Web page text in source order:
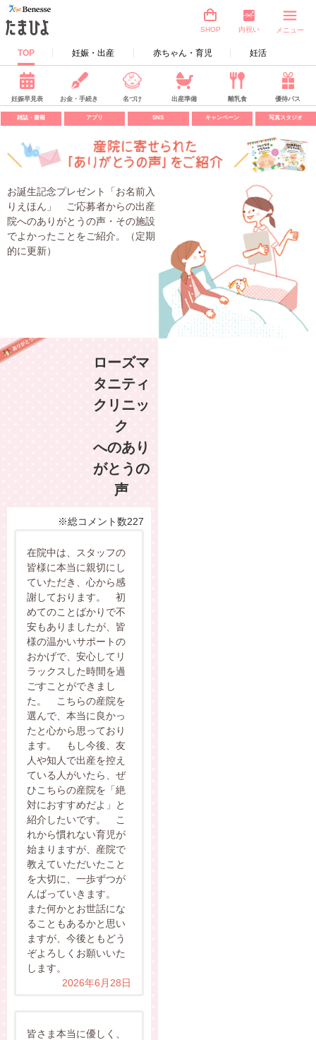
TOP 妊娠・出産 赤ちゃん・育児 妊活
SHOP 内祝い メニュー
妊娠早見表 お金・手続き 名づけ 出産準備 離乳食 優待パス
雑誌・書籍 アプリ SNS キャンペーン 写真スタジオ
お誕生記念プレゼント「お名前入
りえほん」 ご応募者からの出産
院へのありがとうの声・その施設
でよかったことをご紹介。（定期
的に更新）
ローズマ
タニティ
クリニッ
ク
へのあり
がとうの
声
※総コメント数227
在院中は、スタッフの
皆様に本当に親切にし
ていただき、心から感
謝しております。 初
めてのことばかりで不
安もありましたが、皆
様の温かいサポートの
おかげで、安心してリ
ラックスした時間を過
ごすことができまし
た。 こちらの産院を
選んで、本当に良かっ
たと心から思っており
ます。 もし今後、友
人や知人で出産を控え
ている人がいたら、ぜ
ひこちらの産院を「絶
対におすすめだよ」と
紹介したいです。 こ
れから慣れない育児が
始まりますが、産院で
教えていただいたこと
を大切に、一歩ずつが
んばっていきます。
また何かとお世話にな
ることもあるかと思い
ますが、今後ともどう
ぞよろしくお願いいた
します。
2026年6月28日
皆さま本当に優しく、